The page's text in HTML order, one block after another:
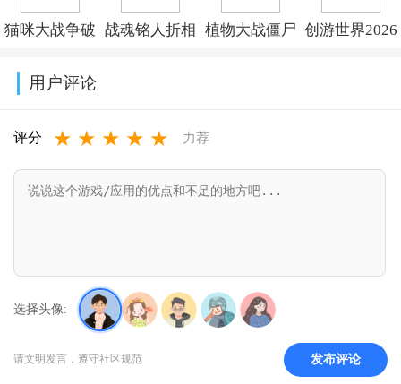
版 新版v2.5.20 (Plants vs v0.25.5
猫咪大战争破 战魂铭人折相 植物大战僵尸
(PlantsVsZombiesRH-
Mod)v3.8.1
创游世界2026
用户评论
评分 ★ ★ ★ ★ ★ 力荐
选择头像:
请文明发言，遵守社区规范 发布评论